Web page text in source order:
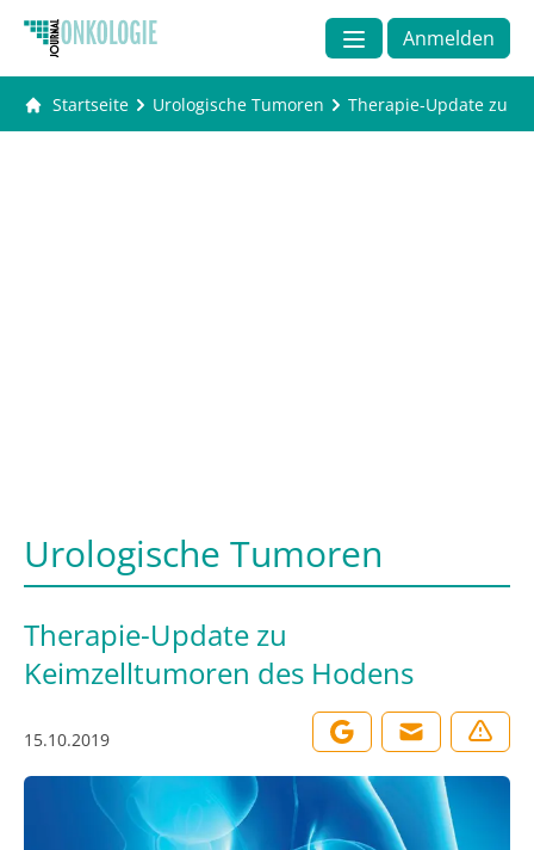
Anmelden
Startseite Urologische Tumoren Therapie-Update zu
Urologische Tumoren
Therapie-Update zu
Keimzelltumoren des Hodens
15.10.2019